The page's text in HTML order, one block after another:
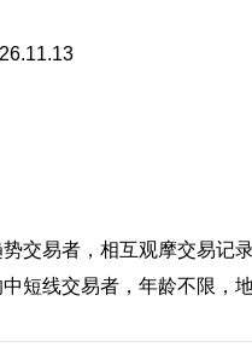
交易者，相互观摩交易记
短线交易者，年龄不限，